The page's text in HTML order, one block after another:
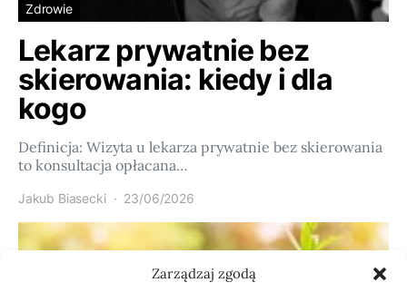
Zarządzaj zgodą
Zdrowie
Lekarz prywatnie bez
skierowania: kiedy i dla
kogo
Definicja: Wizyta u lekarza prywatnie bez skierowania
to konsultacja opłacana…
Jakub Biasecki 23/06/2026